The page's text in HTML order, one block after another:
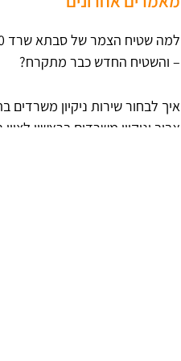
– והשטיח החדש כבר מתקרח?
איך לבחור שירות ניקיון משרדים
אביב וניקיון משרדים בראשון